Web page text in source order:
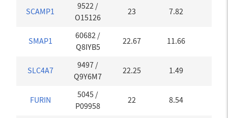
SCAMP1
9522 /
O15126
23 7.82
SMAP1
60682 /
Q8IYB5
22.67 11.66
SLC4A7
9497 /
Q9Y6M7
22.25 1.49
FURIN
5045 /
P09958
22 8.54